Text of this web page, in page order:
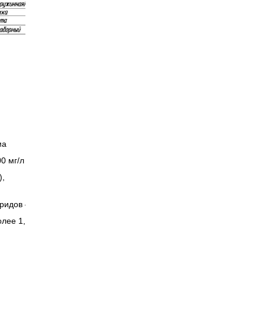
мг/л с
–
1,5